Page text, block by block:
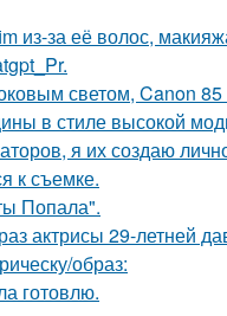
из-за её волос,
светом, Canon
в стиле высокой
я их создаю
к съемке.
Попала".
актрисы 29-летней
образ:
готовлю.